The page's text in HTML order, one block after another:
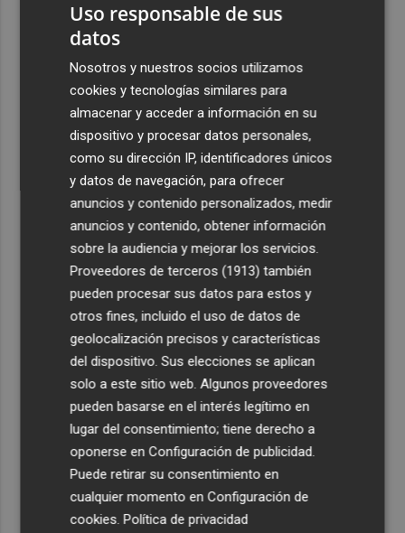
Últimas Noticias
España restablece los controles fronterizos a los
viajeros procedentes de Italia
El homenaje a Ferran Torres en Foios, en imágenes
Ferran Torres, recibido con un baño de masas en su
pueblo: "Allá donde voy siempre digo que soy de Foios"
Foios se vuelca con Ferran Torres
Las '200 vidas' que llevaron a Paco Rabal de Águilas a la
cima del cine: un documental recupera la voz y la mirada
del actor
Uso responsable de sus
datos
Nosotros y nuestros socios utilizamos
cookies y tecnologías similares para
almacenar y acceder a información en su
dispositivo y procesar datos personales,
como su dirección IP, identificadores únicos
y datos de navegación, para ofrecer
anuncios y contenido personalizados, medir
anuncios y contenido, obtener información
sobre la audiencia y mejorar los servicios.
Proveedores de terceros (1913) también
pueden procesar sus datos para estos y
otros fines, incluido el uso de datos de
geolocalización precisos y características
del dispositivo. Sus elecciones se aplican
solo a este sitio web. Algunos proveedores
pueden basarse en el interés legítimo en
lugar del consentimiento; tiene derecho a
oponerse enConfiguración de publicidad.
Puede retirar su consentimiento en
cualquier momento enConfiguración de
cookies.Política de privacidad